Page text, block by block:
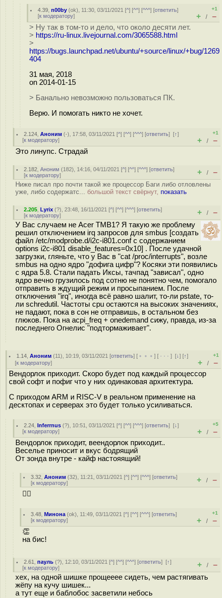
4.39 ,n00by (ok), 11:30, 03/11/2021 [^] [^^] [^^^] [ответить]
[к модератору]
+1
+ / –
> Ну так в том-то и дело, что около десяти лет.
> https://ru-linux.livejournal.com/3065588.html
>
https://bugs.launchpad.net/ubuntu/+source/linux/+bug/1269
404
31 мая, 2018
on 2014-01-15
> Банально невозможно пользоваться ПК.
Верю. И помогать никто не хочет.
2.124 ,Аноним (-), 17:58, 03/11/2021 [^] [^^] [^^^] [ответить][↑]
[к модератору]
+1
+ / –
Это линупc. Страдай
2.182 ,Аноним (182), 14:16, 04/11/2021 [^] [^^] [^^^] [ответить]
[к модератору] + / –
Ниже писал про почти такой же процессор Баги либо отловлены
уже, либо содержатс... большой текст свёрнут, показать
2.205 ,Lyrix (?), 23:48, 16/11/2021 [^] [^^] [^^^] [ответить]
[к модератору] + / –
У Вас случаем не Acer TMB1? Я такую же проблему
решил отключением irq запросов для smbus [создать
файл /etc/modprobe.d/i2c-i801.conf с содержанием
options i2c-i801 disable_features=0x10] . После удачной
загрузки, гляньте, что у Вас в "cat /proc/interrupts", возле
smbus на одно ядро "дофига цифр"? Косяки эти появились
с ядра 5.8. Стали падать Иксы, тачпад "зависал", одно
ядро вечно грузилось под сотню не понятно чем, помогало
отправить в ждущий режим и просыпанием. После
отключения "irq", иногда всё равно шалит, то-ли pstate, то-
ли schredutil. Частоты cpu остаются на высоких значениях,
не падают, пока в сон не отправишь, в остальном без
глюков. Пока на acpi_freq + onedemand сижу, правда, из-за
последнего Огнелис "подтормаживает".
1.14 ,Аноним (11), 10:19, 03/11/2021 [ответить] [ ﹢﹢﹢] [ · · ·][↓] [↑]
[к модератору]
+1
+ / –
Вендорлок приходит. Скоро будет под каждый процессор
свой софт и пофиг что у них одинаковая архитектура.
С приходом ARM и RISC-V в реальном применение на
десктопах и серверах это будет только усиливаться.
2.24 ,Inferrnus (?), 10:51, 03/11/2021 [^] [^^] [^^^] [ответить][↓]
[к модератору]
+5
+ / –
Вендорлок приходит, веендорлок приходит..
Веселье приносит и вкус бодрящий
От зонда внутре - кайф настояящий!
3.32 ,Аноним (32), 11:21, 03/11/2021 [^] [^^] [^^^] [ответить]
[к модератору] + / –
👍🏻
3.48 ,Минона (ok), 11:49, 03/11/2021 [^] [^^] [^^^] [ответить]
[к модератору]
+1
+ / –
👏
на бис!
2.61 ,пауль (?), 12:10, 03/11/2021 [^] [^^] [^^^] [ответить][↑]
[к модератору] + / –
хех, на одной шишке прощееее сидеть, чем растягивать
жёпу на кучу шишек...
а тут еще и баблобос засветили небось